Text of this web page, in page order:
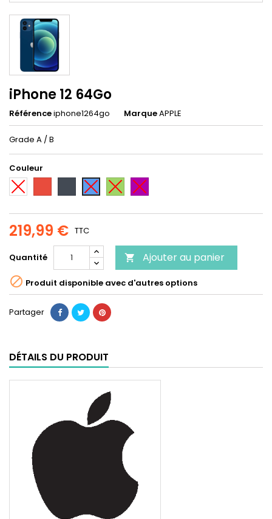
iPhone 12 64Go
Référenceiphone1264go MarqueAPPLE
Grade A / B
Couleur
Blanc
Bleu Vert Violet
219,99 € TTC
Quantité  Ajouter au panier
 Produit disponible avec d'autres options
Partager
DÉTAILS DU PRODUIT